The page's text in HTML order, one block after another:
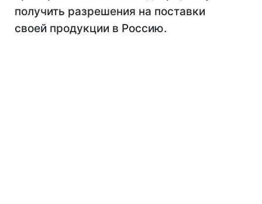
получить разрешения на поставки
своей продукции в Россию.